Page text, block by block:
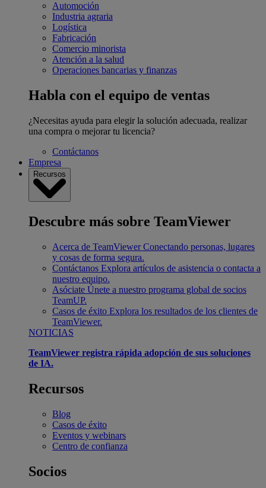
Automoción
Industria agraria
Logística
Fabricación
Comercio minorista
Atención a la salud
Operaciones bancarias y finanzas
Habla con el equipo de ventas
¿Necesitas ayuda para elegir la solución adecuada, realizar
una compra o mejorar tu licencia?
Contáctanos
Empresa
Recursos
Descubre más sobre TeamViewer
Acerca de TeamViewer Conectando personas, lugares
y cosas de forma segura.
Contáctanos Explora artículos de asistencia o contacta a
nuestro equipo.
Asóciate Únete a nuestro programa global de socios
TeamUP.
Casos de éxito Explora los resultados de los clientes de
TeamViewer.
NOTICIAS
TeamViewer registra rápida adopción de sus soluciones
de IA.
Recursos
Blog
Casos de éxito
Eventos y webinars
Centro de confianza
Socios